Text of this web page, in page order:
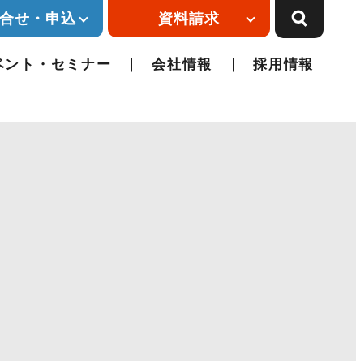
ント・セミナー 会社情報 採用情報
せ・申込 資料請求